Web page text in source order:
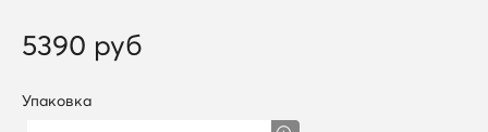
5390 руб
Упаковка